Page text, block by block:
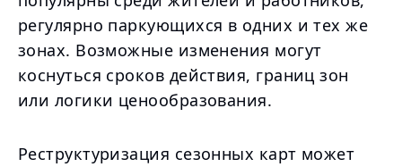
регулярно паркующихся в одних и тех же
зонах. Возможные изменения могут
коснуться сроков действия, границ зон
или логики ценообразования.
Реструктуризация сезонных карт может